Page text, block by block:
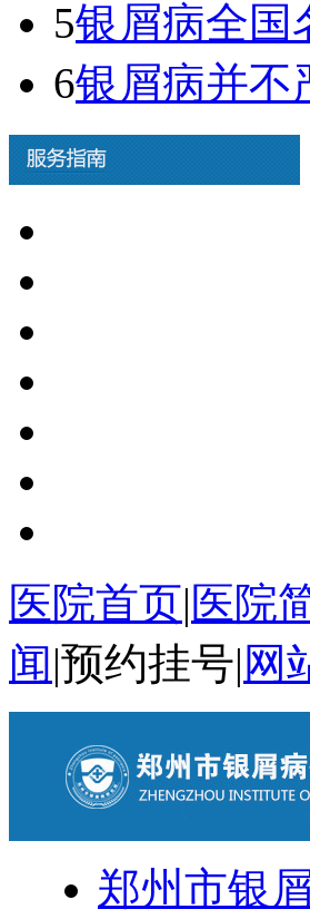
5银屑病全国
6银屑病并不
医院首页|医院
闻|预约挂号| 网
郑州市银